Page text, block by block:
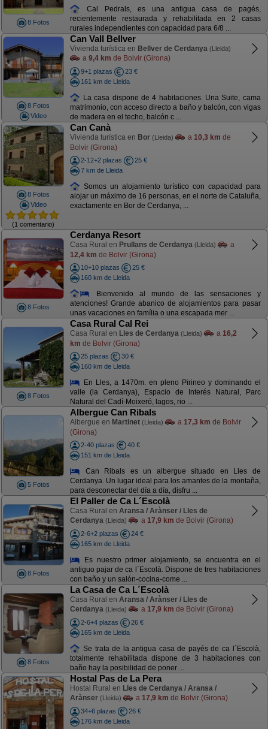
8 Fotos
Cal Pedrals, es una antigua casa de pagés,
recientemente restaurada y rehabilitada en 2 casas
rurales independientes con capacidad para 6/8 ...
8 Fotos
Video
Can Vall Bellver
Vivienda turística en Bellver de Cerdanya (Lleida)
a 9,4 km de Bolvir (Girona)
9+1 plazas
23 €
161 km de Lleida
La casa dispone de 4 habitaciones. Una Suite, cama
matrimonio, con acceso directo a baño y balcón, con vigas
de madera en el techo, balcón c ...
8 Fotos
Video
(1 comentario)
Can Canà
Vivienda turística en Bor (Lleida) a 10,3 km de
Bolvir (Girona)
2-12+2 plazas
25 €
7 km de Lleida
Somos un alojamiento turístico con capacidad para
alojar un máximo de 16 personas, en el norte de Cataluña,
exactamente en Bor de Cerdanya, ...
8 Fotos
Cerdanya Resort
Casa Rural en Prullans de Cerdanya (Lleida)
a
12,4 km de Bolvir (Girona)
10+10 plazas
25 €
160 km de Lleida
Bienvenido al mundo de las sensaciones y
atenciones! Grande abanico de alojamientos para pasar
unas vacaciones en família o una escapada mer ...
8 Fotos
Casa Rural Cal Rei
Casa Rural en Lles de Cerdanya (Lleida) a 16,2
km de Bolvir (Girona)
25 plazas
30 €
160 km de Lleida
En Lles, a 1470m. en pleno Pirineo y dominando el
valle (la Cerdanya), Espacio de Interés Natural, Parc
Natural del Cadí-Moixeró, lagos, rio ...
5 Fotos
Albergue Can Ribals
Albergue en Martinet (Lleida) a 17,3 km de Bolvir
(Girona)
2-40 plazas
40 €
151 km de Lleida
Can Ribals es un albergue situado en Lles de
Cerdanya. Un lugar ideal para los amantes de la montaña,
para desconectar del día a día, disfru ...
8 Fotos
El Paller de Ca L´Escolà
Casa Rural en Aransa / Arànser / Lles de
Cerdanya (Lleida) a 17,9 km de Bolvir (Girona)
2-6+2 plazas
24 €
165 km de Lleida
Es nuestro primer alojamiento, se encuentra en el
antiguo pajar de ca l´Escolà. Dispone de tres habitaciones
con baño y un salón-cocina-come ...
8 Fotos
La Casa de Ca L´Escolà
Casa Rural en Aransa / Arànser / Lles de
Cerdanya (Lleida) a 17,9 km de Bolvir (Girona)
2-6+4 plazas
26 €
165 km de Lleida
Se trata de la antigua casa de payés de ca l´Escolà,
totalmente rehabilitada dispone de 3 habitaciones con
baño hay la posibilidad de poner ...
Hostal Pas de La Pera
Hostal Rural en Lles de Cerdanya / Aransa /
Arànser (Lleida) a 17,9 km de Bolvir (Girona)
34+6 plazas
26 €
176 km de Lleida